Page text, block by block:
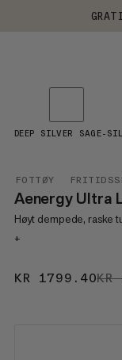
FOTTØY
Aenergy Ultra
Høyt dempede, raske
+
KR 1799.40KR
KR
DEEP SILVER SAGE-